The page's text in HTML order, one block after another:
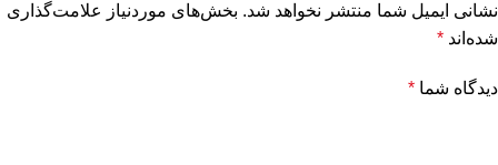
نشانی ایمیل شما منتشر نخواهد شد. بخش‌های موردنیاز علامت‌گذاری
شده‌اند *
دیدگاه شما *